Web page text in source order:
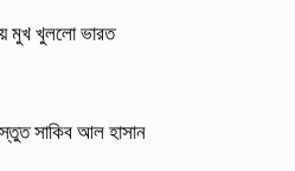
মুখ খুললো ভারত
সাকিব আল হাসান